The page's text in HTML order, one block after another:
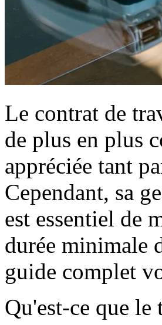
Le contrat de
de plus en plus
appréciée tant
Cependant, sa
est essentiel de
durée minimale
guide complet
Qu'est-ce que